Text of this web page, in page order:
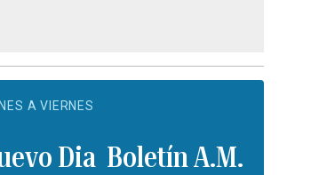
A VIERNES
Boletín A.M.